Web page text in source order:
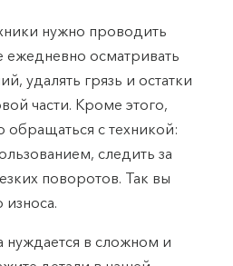
нужно проводить
ежедневно осматривать
удалять грязь и остатки
части. Кроме этого,
обращаться с техникой:
следить за
поворотов. Так вы
износа.
нуждается в сложном и